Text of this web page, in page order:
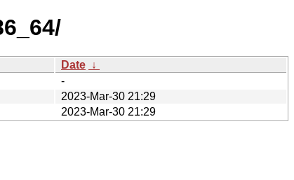
Date ↓
-
2023-Mar-30 21:29
2023-Mar-30 21:29